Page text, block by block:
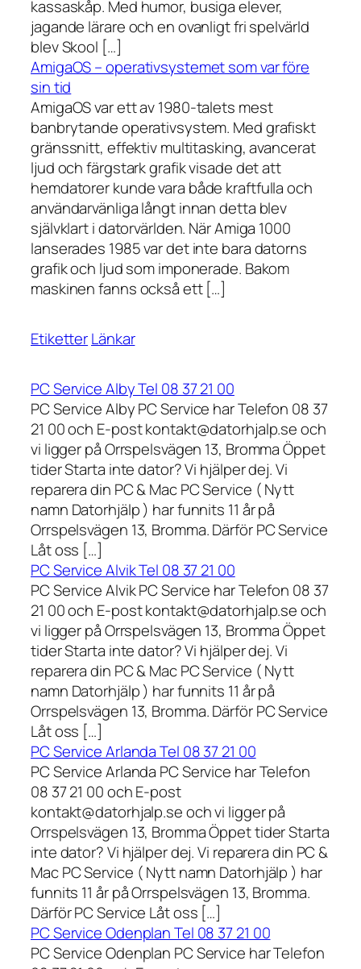
kassaskåp. Med humor, busiga elever,
jagande lärare och en ovanligt fri spelvärld
blev Skool […]
AmigaOS – operativsystemet som var före
sin tid
AmigaOS var ett av 1980-talets mest
banbrytande operativsystem. Med grafiskt
gränssnitt, effektiv multitasking, avancerat
ljud och färgstark grafik visade det att
hemdatorer kunde vara både kraftfulla och
användarvänliga långt innan detta blev
självklart i datorvärlden. När Amiga 1000
lanserades 1985 var det inte bara datorns
grafik och ljud som imponerade. Bakom
maskinen fanns också ett […]
EtiketterLänkar
PC Service Alby Tel 08 37 21 00
PC Service Alby PC Service har Telefon 08 37
21 00 och E-post kontakt@datorhjalp.se och
vi ligger på Orrspelsvägen 13, Bromma Öppet
tider Starta inte dator? Vi hjälper dej. Vi
reparera din PC & Mac PC Service ( Nytt
namn Datorhjälp ) har funnits 11 år på
Orrspelsvägen 13, Bromma. Därför PC Service
Låt oss […]
PC Service Alvik Tel 08 37 21 00
PC Service Alvik PC Service har Telefon 08 37
21 00 och E-post kontakt@datorhjalp.se och
vi ligger på Orrspelsvägen 13, Bromma Öppet
tider Starta inte dator? Vi hjälper dej. Vi
reparera din PC & Mac PC Service ( Nytt
namn Datorhjälp ) har funnits 11 år på
Orrspelsvägen 13, Bromma. Därför PC Service
Låt oss […]
PC Service Arlanda Tel 08 37 21 00
PC Service Arlanda PC Service har Telefon
08 37 21 00 och E-post
kontakt@datorhjalp.se och vi ligger på
Orrspelsvägen 13, Bromma Öppet tider Starta
inte dator? Vi hjälper dej. Vi reparera din PC &
Mac PC Service ( Nytt namn Datorhjälp ) har
funnits 11 år på Orrspelsvägen 13, Bromma.
Därför PC Service Låt oss […]
PC Service Odenplan Tel 08 37 21 00
PC Service Odenplan PC Service har Telefon